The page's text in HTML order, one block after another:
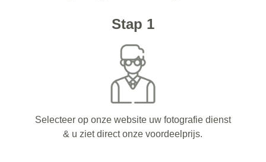
Stap 1
Selecteer op onze website uw fotografie dienst
& u ziet direct onze voordeelprijs.